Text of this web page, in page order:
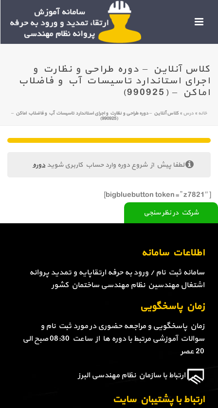
کلاس آنلاین – دوره طراحی و نظارت و
اجرای استاندارد تاسیسات آب و فاضلاب
اماکن – (990925)
خانه » درس » کلاس آنلاین – دوره طراحی و نظارت و اجرای استاندارد تاسیسات آب و فاضلاب اماکن –
(990925)
شرکت در نظر سنجی
لطفا پیش از شروع دوره وارد حساب کاربری شویددوره
[bigbluebutton token=” z7821″]
اطلاعات سامانه
سامانه ثبت نام / ورود به حرفه ارتقاپایه و تمدید پروانه
اشتغال مهندسین نظام مهندسی ساختمان کشور
زمان پاسخگویی
زمان پاسخگویی و مراجعه حضوری در مورد ثبت نام و
سوالات آموزشی مرتبط با دوره ها از ساعت 08:30 صبح الی
20 عصر
ارتباط با سازمان نظام مهندسی البرز
ارتباط با پشتیبان سایت